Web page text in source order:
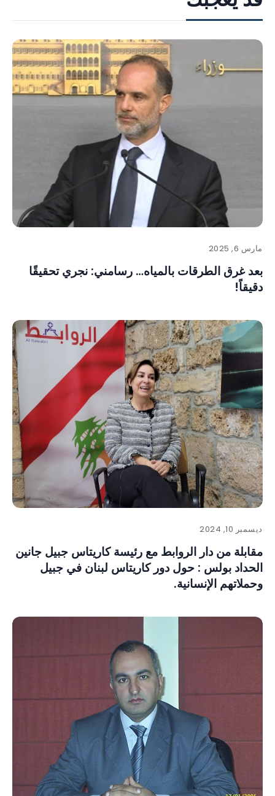
مارس 6, 2025
بعد غرق الطرقات بالمياه… رسامني: نجري تحقيقًا
دقيقاً!
ديسمبر 10, 2024
مقابلة من دار الروابط مع رئيسة كاريتاس جبيل جانين
الحداد بولس : حول دور كاريتاس لبنان في جبيل
وحملاتهم الإنسانية.